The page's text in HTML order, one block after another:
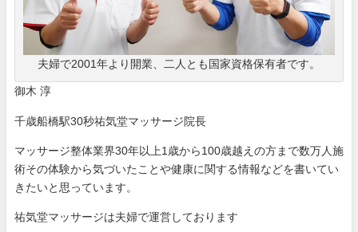
夫婦で2001年より開業、二人とも国家資格保有者です。
御木 淳
千歳船橋駅30秒祐気堂マッサージ院長
マッサージ整体業界30年以上1歳から100歳越えの方まで数万人施
術その体験から気づいたことや健康に関する情報などを書いてい
きたいと思っています。
祐気堂マッサージは夫婦で運営しております